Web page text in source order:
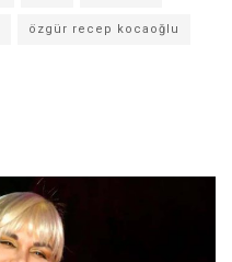
özgür recep kocaoğlu